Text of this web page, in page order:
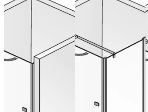
Draaideur nis
aan zijpaneel
Draaideur
aan zijpaneel
voor zijwand
Nu configureren